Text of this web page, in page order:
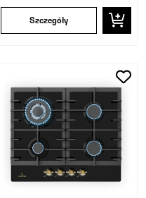
Szczegóły